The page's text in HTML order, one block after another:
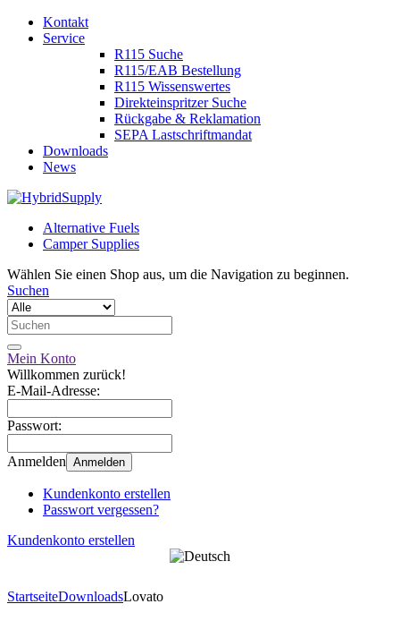
Kontakt
Service
R115 Suche
R115/EAB Bestellung
R115 Wissenswertes
Direkteinspritzer Suche
Rückgabe & Reklamation
SEPA Lastschriftmandat
Downloads
News
Alternative Fuels
Camper Supplies
Wählen Sie einen Shop aus, um die Navigation zu beginnen.
Suchen
Mein Konto
Willkommen zurück!
E-Mail-Adresse:
Passwort:
Anmelden Anmelden
Kundenkonto erstellen
Passwort vergessen?
Kundenkonto erstellen
StartseiteDownloadsLovato